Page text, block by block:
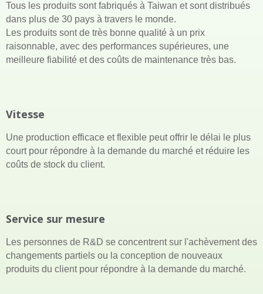
Tous les produits sont fabriqués à Taiwan et sont distribués
dans plus de 30 pays à travers le monde.
Les produits sont de très bonne qualité à un prix
raisonnable, avec des performances supérieures, une
meilleure fiabilité et des coûts de maintenance très bas.
Vitesse
Une production efficace et flexible peut offrir le délai le plus
court pour répondre à la demande du marché et réduire les
coûts de stock du client.
Service sur mesure
Les personnes de R&D se concentrent sur l'achèvement des
changements partiels ou la conception de nouveaux
produits du client pour répondre à la demande du marché.